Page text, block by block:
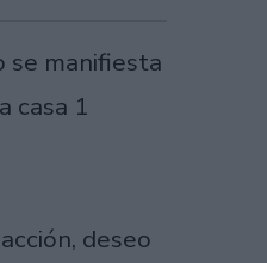
se manifiesta
casa 1
deseo